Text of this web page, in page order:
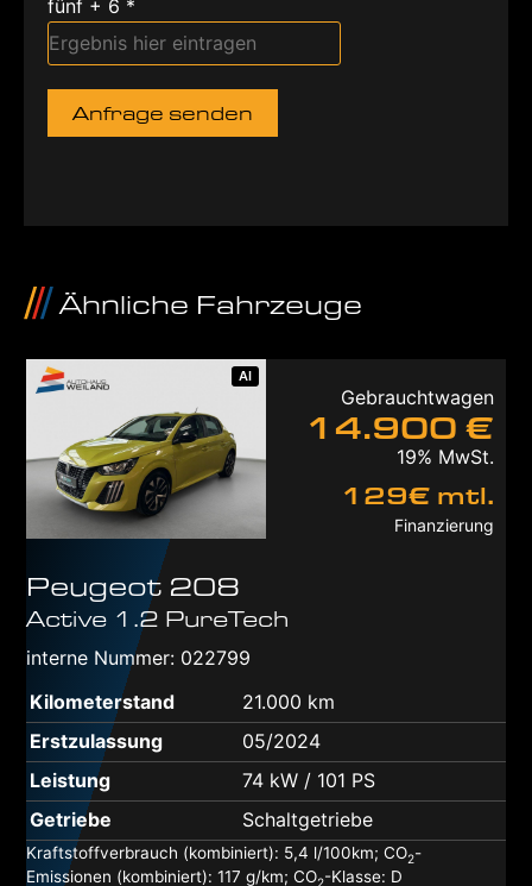
fünf + 6 *
Anfrage senden
Ähnliche Fahrzeuge
AI
Gebrauchtwagen
14.900 €
19% MwSt.
129€ mtl.
Finanzierung
Peugeot 208
Active 1.2 PureTech
interne Nummer: 022799
Kilometerstand
21.000 km
Erstzulassung
05/2024
Leistung
74 kW / 101 PS
Getriebe
Schaltgetriebe
Kraftstoffverbrauch (kombiniert): 5,4 l/100km; CO2-
Emissionen (kombiniert): 117 g/km; CO2-Klasse: D